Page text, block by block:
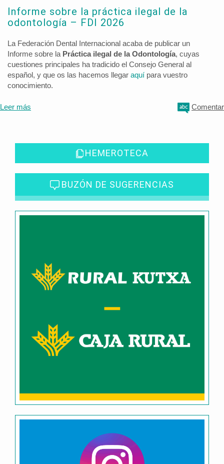
Informe sobre la práctica ilegal de la
odontología – FDI 2026
La Federación Dental Internacional acaba de publicar un
Informe sobre la Práctica ilegal de la Odontología, cuyas
cuestiones principales ha tradicido el Consejo General al
español, y que os las hacemos llegar aquí para vuestro
conocimiento.
Leer más Comentar
HEMEROTECA
BUZÓN DE SUGERENCIAS